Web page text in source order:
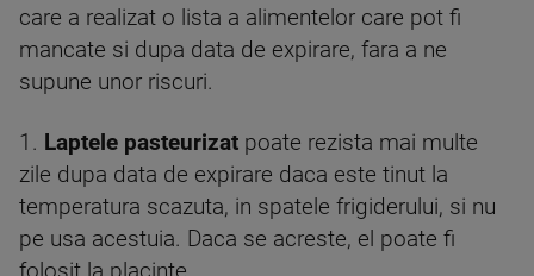
care a realizat o lista a alimentelor care pot fi
mancate si dupa data de expirare, fara a ne
supune unor riscuri.
1. Laptele pasteurizat poate rezista mai multe
zile dupa data de expirare daca este tinut la
temperatura scazuta, in spatele frigiderului, si nu
pe usa acestuia. Daca se acreste, el poate fi